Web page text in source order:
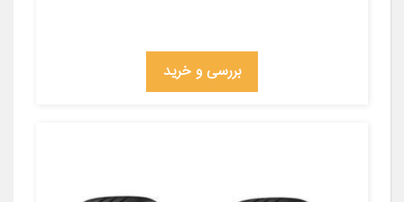
بررسی و خرید